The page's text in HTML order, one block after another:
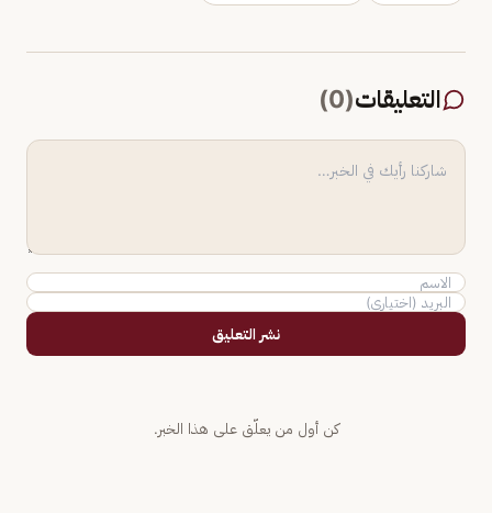
التعليقات(
0
)
نشر التعليق
كن أول من يعلّق على هذا الخبر.